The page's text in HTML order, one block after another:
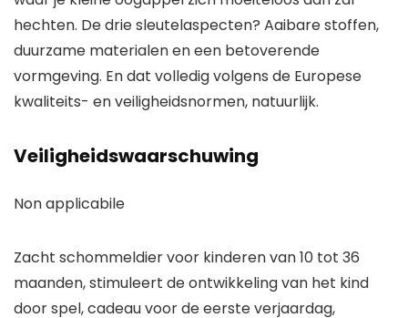
hechten. De drie sleutelaspecten? Aaibare stoffen,
duurzame materialen en een betoverende
vormgeving. En dat volledig volgens de Europese
kwaliteits- en veiligheidsnormen, natuurlijk.
Veiligheidswaarschuwing
Non applicabile
Zacht schommeldier voor kinderen van 10 tot 36
maanden, stimuleert de ontwikkeling van het kind
door spel, cadeau voor de eerste verjaardag,